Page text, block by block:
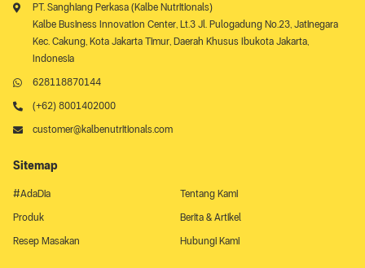
PT. Sanghiang Perkasa (Kalbe Nutritionals)
Kalbe Business Innovation Center, Lt.3 Jl. Pulogadung No.23, Jatinegara
Kec. Cakung, Kota Jakarta Timur, Daerah Khusus Ibukota Jakarta,
Indonesia
628118870144
(+62) 8001402000
customer@kalbenutritionals.com
Sitemap
#AdaDia Tentang Kami
Produk Berita & Artikel
Resep Masakan Hubungi Kami